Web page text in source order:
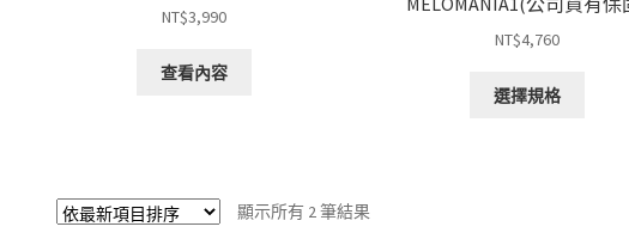
NT$3,990
查看內容
NT$4,760
選擇規格
顯示所有 2 筆結果依